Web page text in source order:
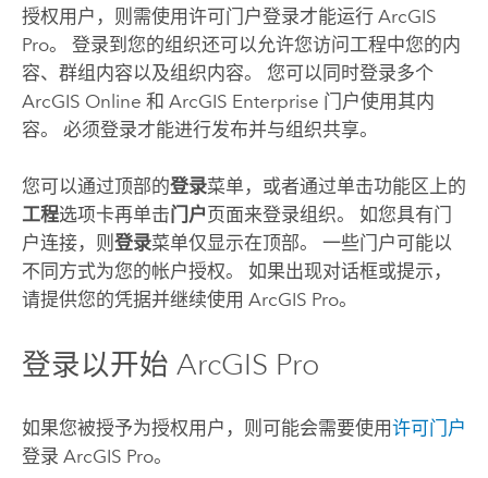
授权用户，则需使用许可门户登录才能运行 ArcGIS
Pro。 登录到您的组织还可以允许您访问工程中您的内
容、群组内容以及组织内容。 您可以同时登录多个
ArcGIS Online 和 ArcGIS Enterprise 门户使用其内
容。 必须登录才能进行发布并与组织共享。
您可以通过顶部的登录菜单，或者通过单击功能区上的
工程选项卡再单击门户页面来登录组织。 如您具有门
户连接，则 登录菜单仅显示在顶部。 一些门户可能以
不同方式为您的帐户授权。 如果出现对话框或提示，
请提供您的凭据并继续使用 ArcGIS Pro。
登录以开始 ArcGIS Pro
如果您被授予为授权用户，则可能会需要使用许可门户
登录 ArcGIS Pro。